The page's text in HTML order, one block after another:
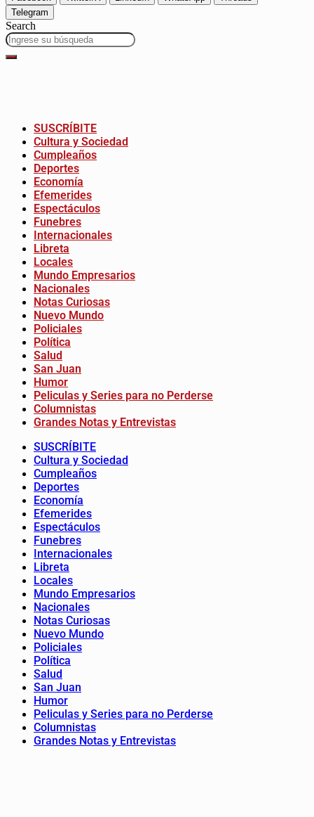
Telegram
Search
SUSCRÍBITE
Cultura y Sociedad
Cumpleaños
Deportes
Economía
Efemerides
Espectáculos
Funebres
Internacionales
Libreta
Locales
Mundo Empresarios
Nacionales
Notas Curiosas
Nuevo Mundo
Policiales
Política
Salud
San Juan
Humor
Peliculas y Series para no Perderse
Columnistas
Grandes Notas y Entrevistas
SUSCRÍBITE
Cultura y Sociedad
Cumpleaños
Deportes
Economía
Efemerides
Espectáculos
Funebres
Internacionales
Libreta
Locales
Mundo Empresarios
Nacionales
Notas Curiosas
Nuevo Mundo
Policiales
Política
Salud
San Juan
Humor
Peliculas y Series para no Perderse
Columnistas
Grandes Notas y Entrevistas